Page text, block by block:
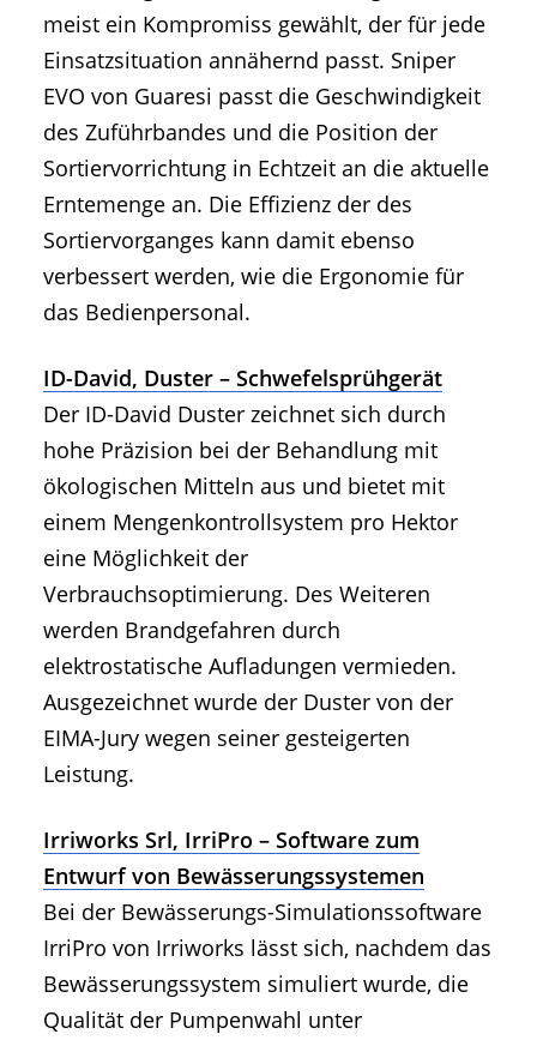
meist ein Kompromiss gewählt, der für jede
Einsatzsituation annähernd passt. Sniper
EVO von Guaresi passt die Geschwindigkeit
des Zuführbandes und die Position der
Sortiervorrichtung in Echtzeit an die aktuelle
Erntemenge an. Die Effizienz der des
Sortiervorganges kann damit ebenso
verbessert werden, wie die Ergonomie für
das Bedienpersonal.
ID-David, Duster – Schwefelsprühgerät
Der ID-David Duster zeichnet sich durch
hohe Präzision bei der Behandlung mit
ökologischen Mitteln aus und bietet mit
einem Mengenkontrollsystem pro Hektor
eine Möglichkeit der
Verbrauchsoptimierung. Des Weiteren
werden Brandgefahren durch
elektrostatische Aufladungen vermieden.
Ausgezeichnet wurde der Duster von der
EIMA-Jury wegen seiner gesteigerten
Leistung.
Irriworks Srl, IrriPro – Software zum
Entwurf von Bewässerungssystemen
Bei der Bewässerungs-Simulationssoftware
IrriPro von Irriworks lässt sich, nachdem das
Bewässerungssystem simuliert wurde, die
Qualität der Pumpenwahl unter